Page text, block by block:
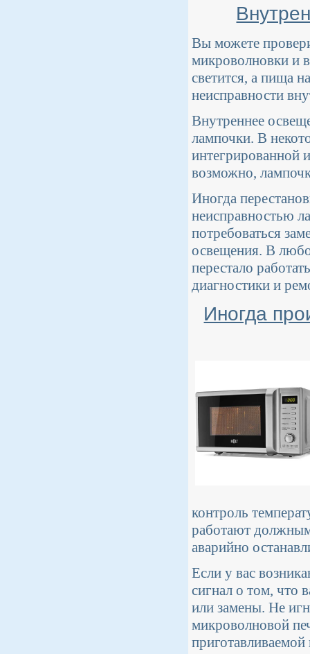
Вы можете
микроволновки и
светится, а пища
неисправности
Внутреннее
лампочки. В
интегрированной
возможно,
Иногда
неисправностью
потребоваться
освещения. В
перестало
диагностики и
Иногда
контроль
работают
аварийно
Если у вас
сигнал о том, что
или замены. Не
микроволновой